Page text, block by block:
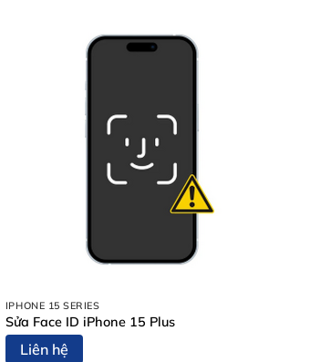
IPHONE 15 SERIES
Sửa Face ID iPhone 15 Plus
Liên hệ